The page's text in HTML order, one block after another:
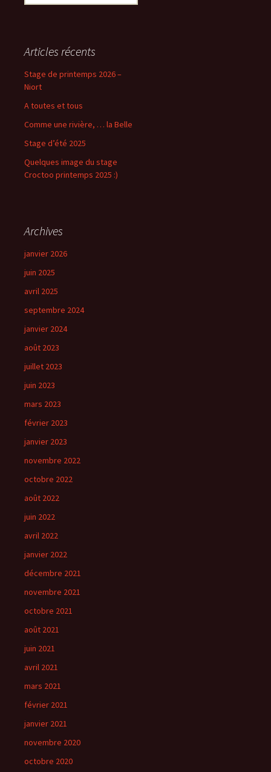
Articles récents
Stage de printemps 2026 –
Niort
A toutes et tous
Comme une rivière, … la Belle
Stage d’été 2025
Quelques image du stage
Croctoo printemps 2025 :)
Archives
janvier 2026
juin 2025
avril 2025
septembre 2024
janvier 2024
août 2023
juillet 2023
juin 2023
mars 2023
février 2023
janvier 2023
novembre 2022
octobre 2022
août 2022
juin 2022
avril 2022
janvier 2022
décembre 2021
novembre 2021
octobre 2021
août 2021
juin 2021
avril 2021
mars 2021
février 2021
janvier 2021
novembre 2020
octobre 2020